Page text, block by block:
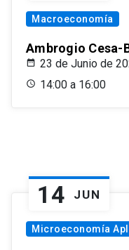
Macroeconomía
Ambrogio Cesa-
23 de Junio de
14:00 a 16:00
14 JUN
Microeconomía